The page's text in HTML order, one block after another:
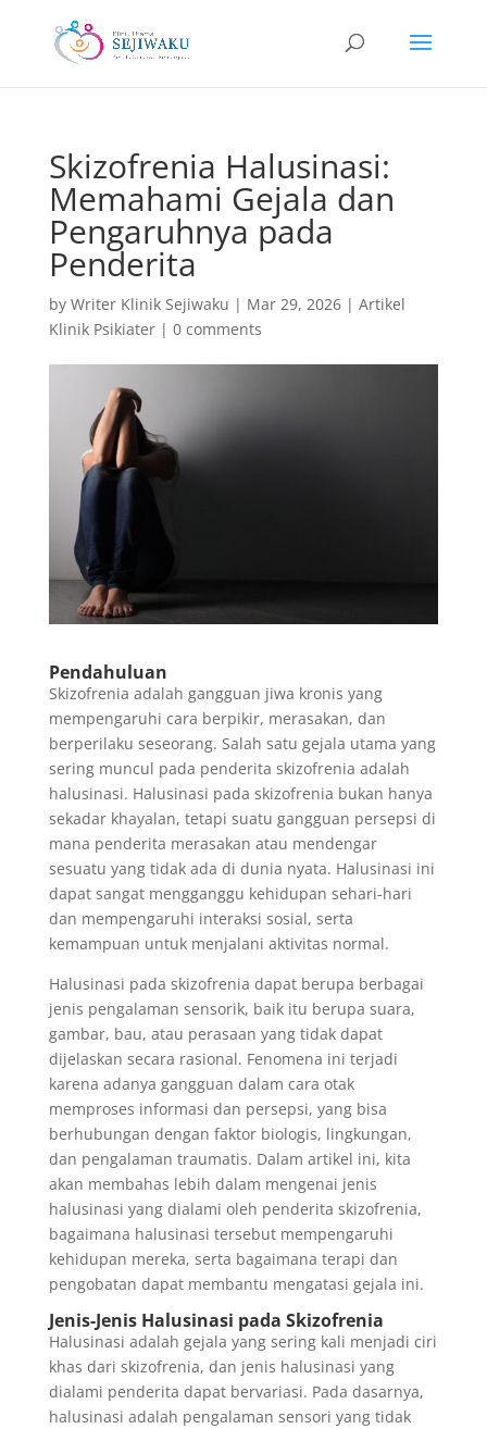
Skizofrenia Halusinasi:
Memahami Gejala dan
Pengaruhnya pada
Penderita
by Writer Klinik Sejiwaku | Mar 29, 2026| Artikel
Klinik Psikiater| 0 comments
Pendahuluan
Skizofrenia adalah gangguan jiwa kronis yang
mempengaruhi cara berpikir, merasakan, dan
berperilaku seseorang. Salah satu gejala utama yang
sering muncul pada penderita skizofrenia adalah
halusinasi. Halusinasi pada skizofrenia bukan hanya
sekadar khayalan, tetapi suatu gangguan persepsi di
mana penderita merasakan atau mendengar
sesuatu yang tidak ada di dunia nyata. Halusinasi ini
dapat sangat mengganggu kehidupan sehari-hari
dan mempengaruhi interaksi sosial, serta
kemampuan untuk menjalani aktivitas normal.
Halusinasi pada skizofrenia dapat berupa berbagai
jenis pengalaman sensorik, baik itu berupa suara,
gambar, bau, atau perasaan yang tidak dapat
dijelaskan secara rasional. Fenomena ini terjadi
karena adanya gangguan dalam cara otak
memproses informasi dan persepsi, yang bisa
berhubungan dengan faktor biologis, lingkungan,
dan pengalaman traumatis. Dalam artikel ini, kita
akan membahas lebih dalam mengenai jenis
halusinasi yang dialami oleh penderita skizofrenia,
bagaimana halusinasi tersebut mempengaruhi
kehidupan mereka, serta bagaimana terapi dan
pengobatan dapat membantu mengatasi gejala ini.
Jenis-Jenis Halusinasi pada Skizofrenia
Halusinasi adalah gejala yang sering kali menjadi ciri
khas dari skizofrenia, dan jenis halusinasi yang
dialami penderita dapat bervariasi. Pada dasarnya,
halusinasi adalah pengalaman sensori yang tidak